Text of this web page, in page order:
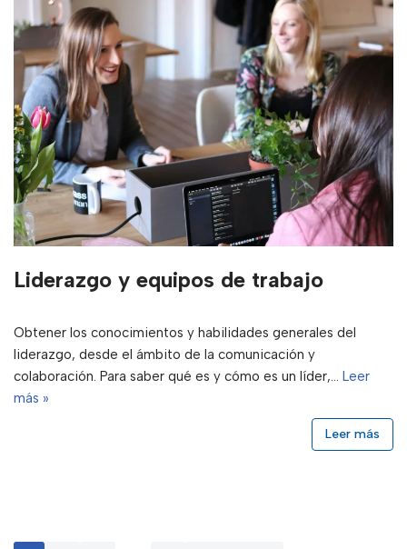
Liderazgo y equipos de trabajo
Obtener los conocimientos y habilidades generales del
liderazgo, desde el ámbito de la comunicación y
colaboración. Para saber qué es y cómo es un líder,… Leer
más »
Leer más